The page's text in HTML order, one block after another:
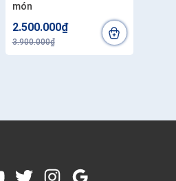
món
2.500.000₫
3.900.000₫